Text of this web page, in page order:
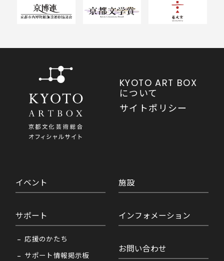
KYOTO ART BOX
について
サイトポリシー
イベント
サポート
応援のかたち
サポート情報掲示板
施設
インフォメーション
お問い合わせ